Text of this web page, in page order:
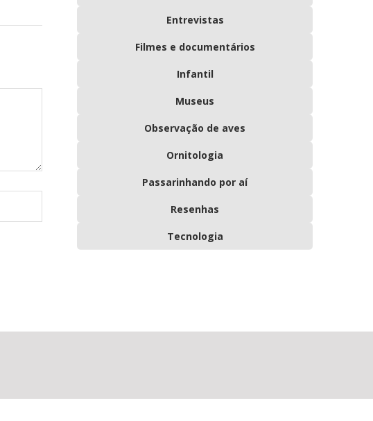
Entrevistas
Filmes e documentários
Infantil
Museus
Observação de aves
Ornitologia
Passarinhando por aí
Resenhas
Tecnologia